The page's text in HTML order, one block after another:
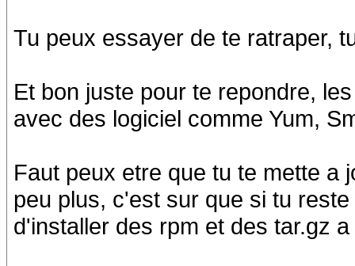
Tu peux essayer de te ratraper,
Et bon juste pour te repondre,
avec des logiciel comme Yum,
Faut peux etre que tu te mette a
peu plus, c'est sur que si tu
d'installer des rpm et des tar.gz